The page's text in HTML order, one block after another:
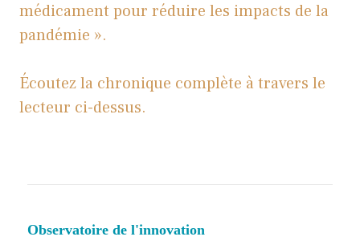
médicament pour réduire les impacts de la
pandémie ».
Écoutez la chronique complète à travers le
lecteur ci-dessus.
Observatoire de l'innovation